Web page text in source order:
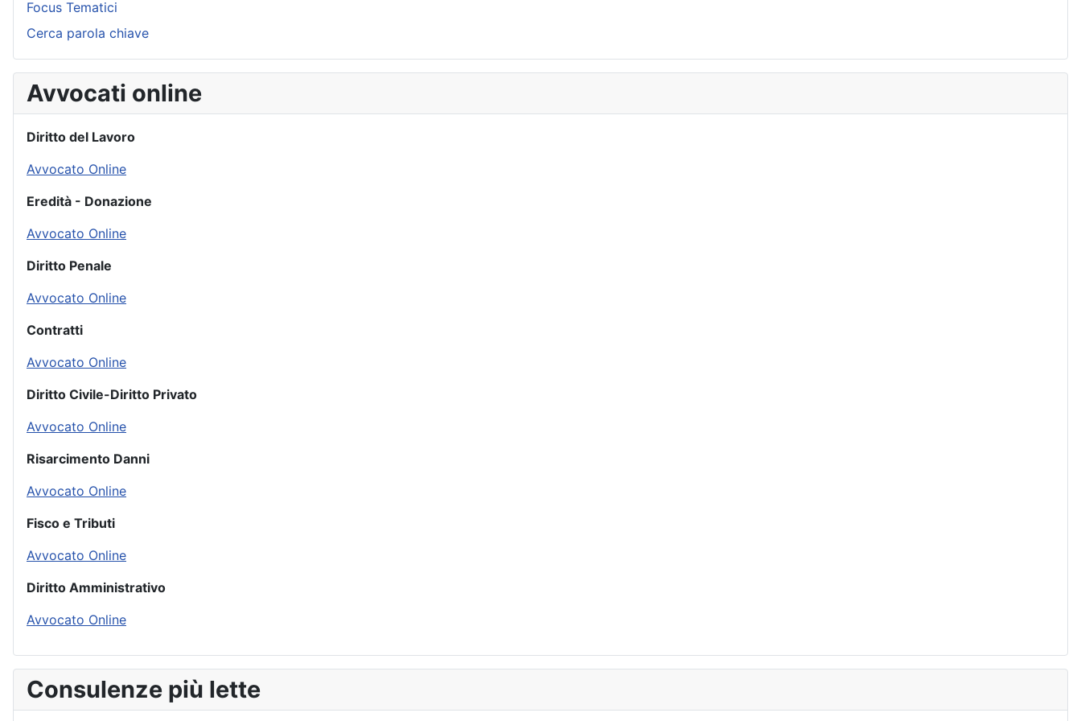
Focus Tematici
Cerca parola chiave
Avvocati online
Diritto del Lavoro
Avvocato Online
Eredità - Donazione
Avvocato Online
Diritto Penale
Avvocato Online
Contratti
Avvocato Online
Diritto Civile-Diritto Privato
Avvocato Online
Risarcimento Danni
Avvocato Online
Fisco e Tributi
Avvocato Online
Diritto Amministrativo
Avvocato Online
Consulenze più lette